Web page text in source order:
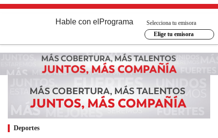
Hable con el Programa
Selecciona tu emisora
Elige tu emisora
Deportes